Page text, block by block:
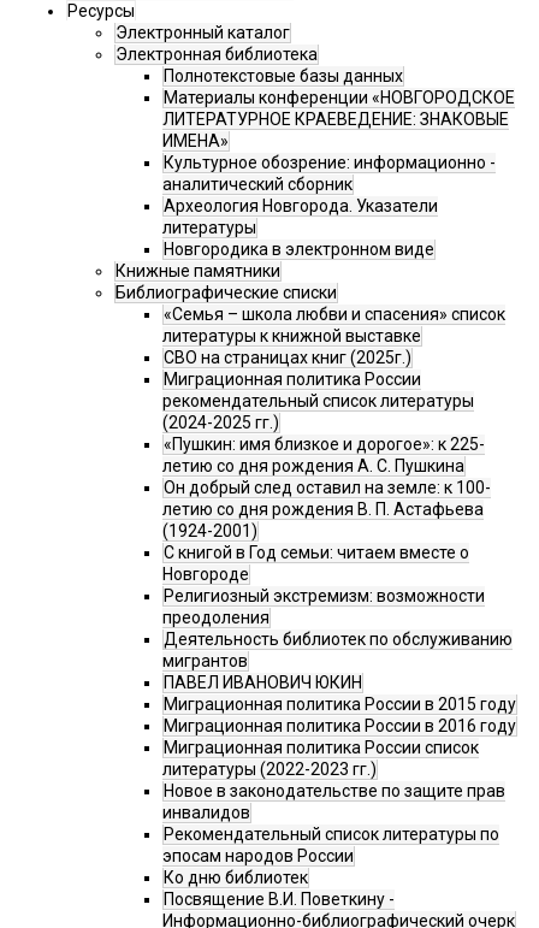
Ресурсы
Электронный каталог
Электронная библиотека
Полнотекстовые базы данных
Материалы конференции «НОВГОРОДСКОЕ
ЛИТЕРАТУРНОЕ КРАЕВЕДЕНИЕ: ЗНАКОВЫЕ
ИМЕНА»
Культурное обозрение: информационно -
аналитический сборник
Археология Новгорода. Указатели
литературы
Новгородика в электронном виде
Книжные памятники
Библиографические списки
«Семья – школа любви и спасения» список
литературы к книжной выставке
СВО на страницах книг (2025г.)
Миграционная политика России
рекомендательный список литературы
(2024-2025 гг.)
«Пушкин: имя близкое и дорогое»: к 225-
летию со дня рождения А. С. Пушкина
Он добрый след оставил на земле: к 100-
летию со дня рождения В. П. Астафьева
(1924-2001)
С книгой в Год семьи: читаем вместе о
Новгороде
Религиозный экстремизм: возможности
преодоления
Деятельность библиотек по обслуживанию
мигрантов
ПАВЕЛ ИВАНОВИЧ ЮКИН
Миграционная политика России в 2015 году
Миграционная политика России в 2016 году
Миграционная политика России список
литературы (2022-2023 гг.)
Новое в законодательстве по защите прав
инвалидов
Рекомендательный список литературы по
эпосам народов России
Ко дню библиотек
Посвящение В.И. Поветкину -
Информационно-библиографический очерк